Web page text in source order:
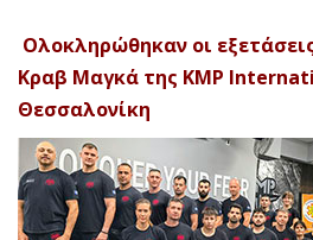
Ολοκληρώθηκαν οι
Κραβ Μαγκά της KMP
Θεσσαλονίκη